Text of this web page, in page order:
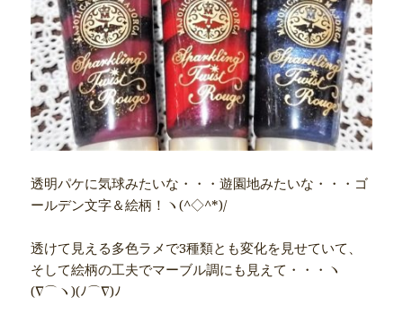
透明パケに気球みたいな・・・遊園地みたいな・・・ゴ
ールデン文字＆絵柄！ヽ(^◇^*)/
透けて見える多色ラメで3種類とも変化を見せていて、
そして絵柄の工夫でマーブル調にも見えて・・・ヽ
(∇⌒ヽ)(ﾉ⌒∇)ﾉ